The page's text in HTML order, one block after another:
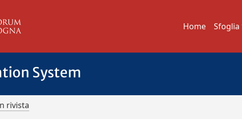
Home Sfoglia
System
rivista